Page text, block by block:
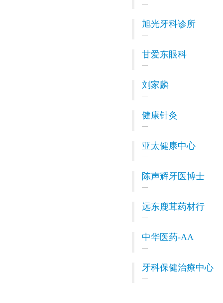
旭光牙科诊所
甘爱东眼科
刘家麟
健康针灸
亚太健康中心
陈声辉牙医博士
远东鹿茸药材行
中华医药-AA
牙科保健治療中心